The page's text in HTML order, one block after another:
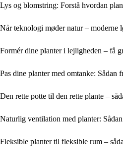
Lys og blomstring: Forstå hvordan
Når teknologi møder natur – moderne
Formér dine planter i lejligheden – få
Pas dine planter med omtanke: Sådan
Den rette potte til den rette plante –
Naturlig ventilation med planter:
Fleksible planter til fleksible rum –